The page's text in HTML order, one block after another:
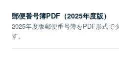
郵便番号簿PDF（2025年度版）
2025年度版郵便番号簿をPDF形式で
す。